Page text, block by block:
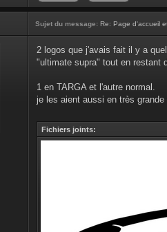
Sujet du message: Re: Page d'accueil
2 logos que j'avais fait il y a
"ultimate supra" tout en restant
1 en TARGA et l'autre normal.
je les aient aussi en très grande
Fichiers joints: